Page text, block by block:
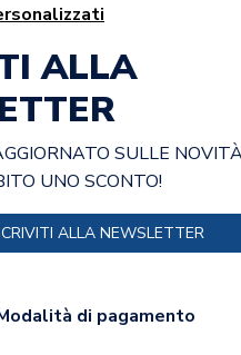
ALLA
SULLE
UNO SCONTO!
ALLA NEWSLETTER
di pagamento